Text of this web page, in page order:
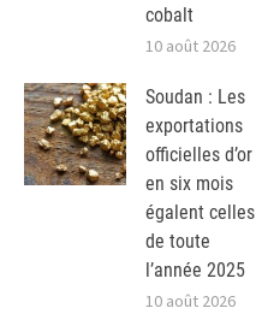
cobalt
10 août 2026
Soudan : Les
exportations
officielles d’or
en six mois
égalent celles
de toute
l’année 2025
10 août 2026